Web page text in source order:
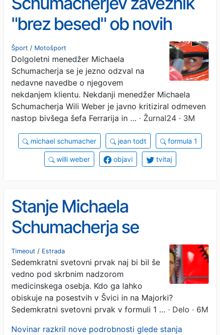
"brez besed" ob novih
razkritjih o dirkaču
Šport / Motošport
Dolgoletni menedžer Michaela
Schumacherja se je jezno odzval na
nedavne navedbe o njegovem
nekdanjem klientu. Nekdanji menedžer Michaela
Schumacherja Wili Weber je javno kritiziral odmeven
nastop bivšega šefa Ferrarija in … · Žurnal24 · 3M
michael schumacher jean todt formula 1
willi weber objavi tvitaj
Stanje Michaela
Schumacherja se
izboljšuje, ni več prikovan
na posteljo
Timeout / Estrada
Sedemkratni svetovni prvak naj bi bil še
vedno pod skrbnim nadzorom
medicinskega osebja. Kdo ga lahko
obiskuje na posestvih v Švici in na Majorki?
Sedemkratni svetovni prvak v formuli 1 … · Delo · 6M
Novinar razkril nove podrobnosti glede stanja